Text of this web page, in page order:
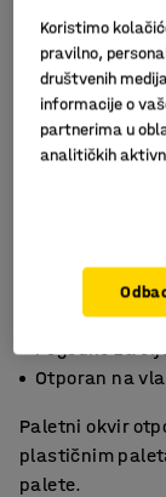
Kutovi
Pogodno za
Otporan na
Paletni okvir
plastičnim
palete.
Koristimo
pravilno,
društvenih
informacije o
partnerima u
analitičkih